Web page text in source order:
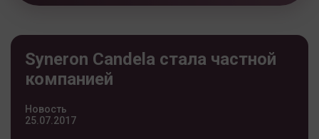
Syneron Candela стала частной
компанией
Новость
25.07.2017